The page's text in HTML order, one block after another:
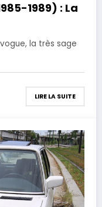
1989) : La
la très sage
LIRE LA SUITE